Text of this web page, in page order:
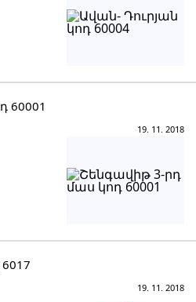
60001
19. 11. 2018
19. 11. 2018